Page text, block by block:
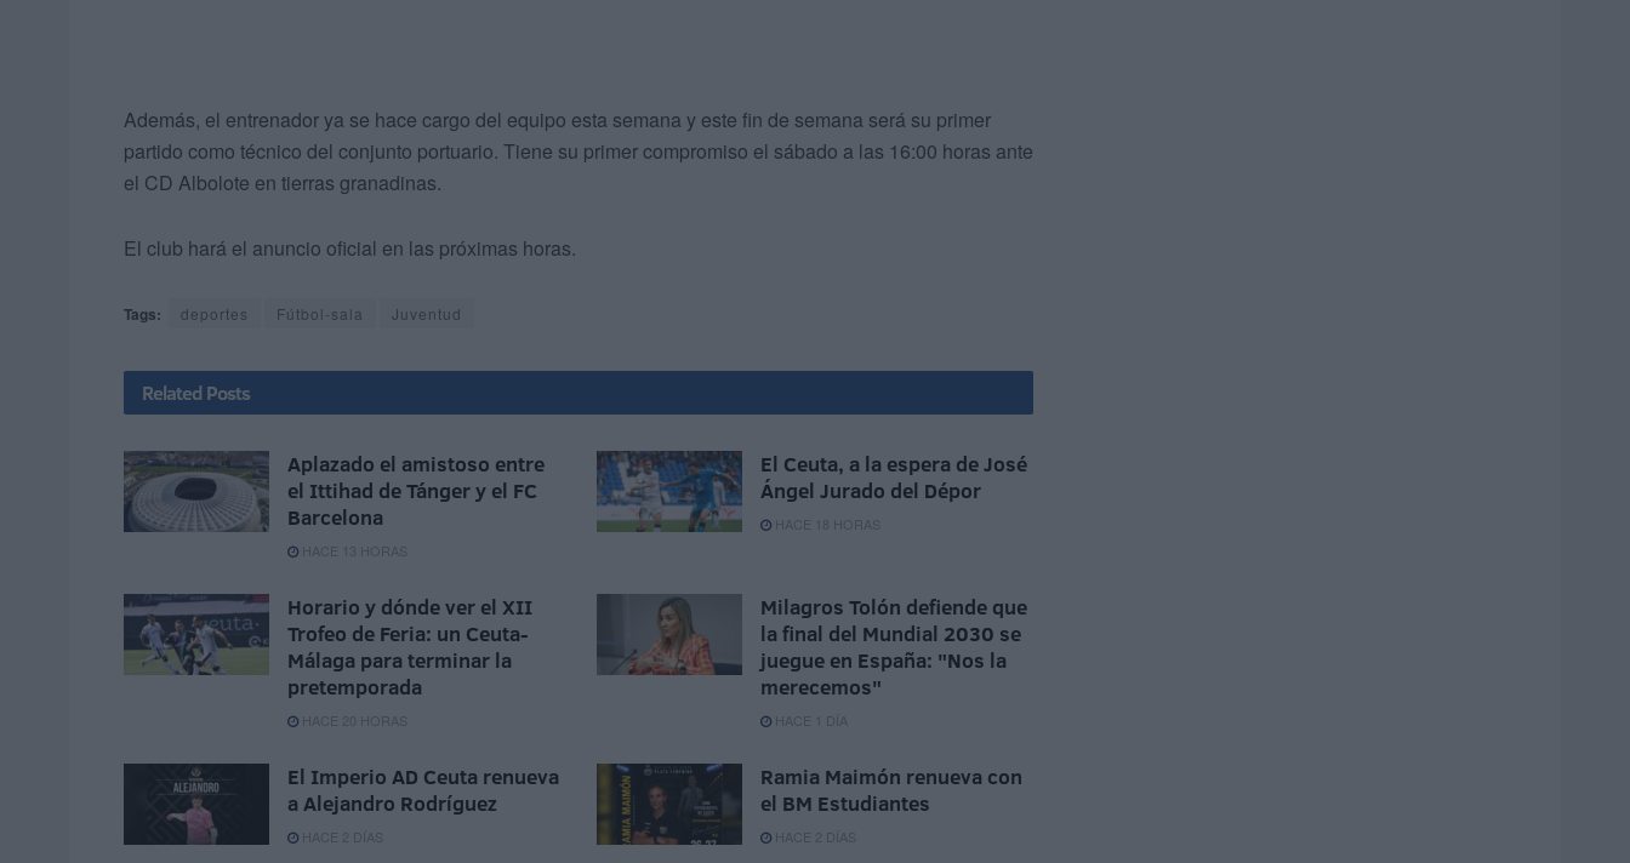
Además, el entrenador ya se hace cargo del equipo esta semana y este fin de semana será su primer
partido como técnico del conjunto portuario. Tiene su primer compromiso el sábado a las 16:00 horas ante
el CD Albolote en tierras granadinas.
El club hará el anuncio oficial en las próximas horas.
Tags: deportes Fútbol-sala Juventud
Related Posts
Aplazado el amistoso entre
el Ittihad de Tánger y el FC
Barcelona
HACE 13 HORAS
El Ceuta, a la espera de José
Ángel Jurado del Dépor
HACE 18 HORAS
Horario y dónde ver el XII
Trofeo de Feria: un Ceuta-
Málaga para terminar la
pretemporada
HACE 20 HORAS
Milagros Tolón defiende que
la final del Mundial 2030 se
juegue en España: "Nos la
merecemos"
HACE 1 DÍA
El Imperio AD Ceuta renueva
a Alejandro Rodríguez
HACE 2 DÍAS
Ramia Maimón renueva con
el BM Estudiantes
HACE 2 DÍAS